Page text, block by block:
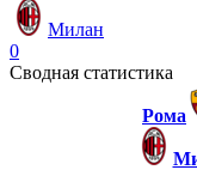
Милан
0
Сводная статистика
Рома